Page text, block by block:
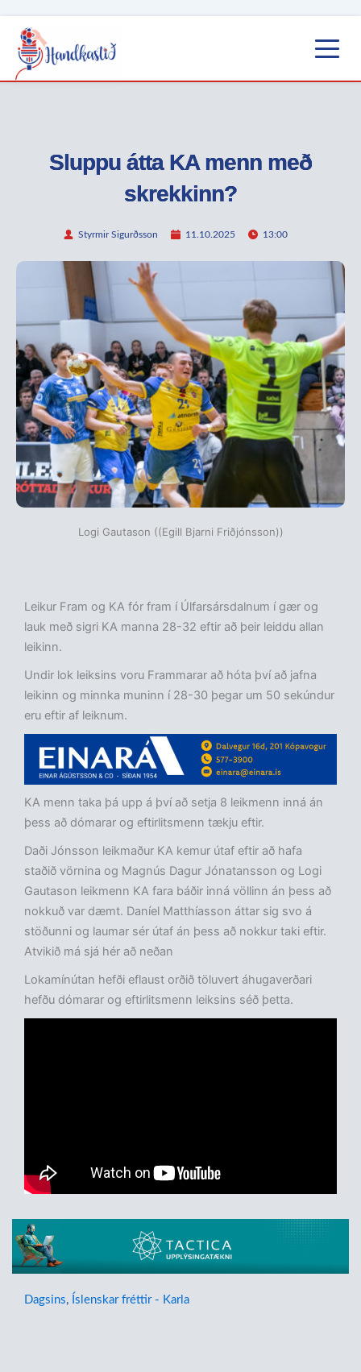
Sluppu átta KA menn með
skrekkinn?
Styrmir Sigurðsson 11.10.2025 13:00
Logi Gautason ((Egill Bjarni Friðjónsson))
Leikur Fram og KA fór fram í Úlfarsársdalnum í gær og
lauk með sigri KA manna 28-32 eftir að þeir leiddu allan
leikinn.
Undir lok leiksins voru Frammarar að hóta því að jafna
leikinn og minnka muninn í 28-30 þegar um 50 sekúndur
eru eftir af leiknum.
KA menn taka þá upp á því að setja 8 leikmenn inná án
þess að dómarar og eftirlitsmenn tækju eftir.
Daði Jónsson leikmaður KA kemur útaf eftir að hafa
staðið vörnina og Magnús Dagur Jónatansson og Logi
Gautason leikmenn KA fara báðir inná völlinn án þess að
nokkuð var dæmt. Daníel Matthíasson áttar sig svo á
stöðunni og laumar sér útaf án þess að nokkur taki eftir.
Atvikið má sjá hér að neðan
Lokamínútan hefði eflaust orðið töluvert áhugaverðari
hefðu dómarar og eftirlitsmenn leiksins séð þetta.
Dagsins, Íslenskar fréttir - Karla